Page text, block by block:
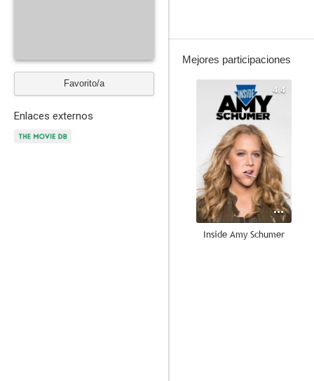
Favorito/a
Enlaces externos
Mejores participaciones
4.4
Inside Amy Schumer